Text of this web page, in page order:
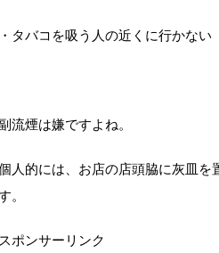
・タバコを吸う人の近くに行かない
流煙は嫌ですよね。
人的には、お店の店頭脇に灰皿を
。
スポンサーリンク